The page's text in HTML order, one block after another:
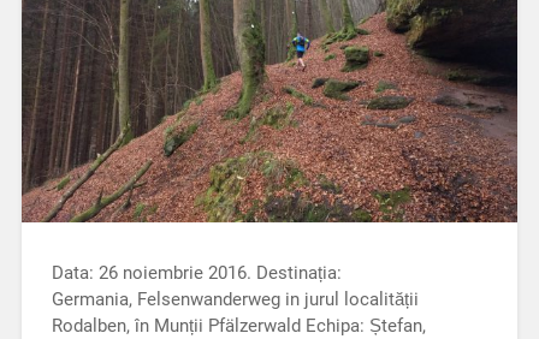
Data: 26 noiembrie 2016. Destinația:
Germania, Felsenwanderweg in jurul localității
Rodalben, în Munții Pfälzerwald Echipa: Ștefan,